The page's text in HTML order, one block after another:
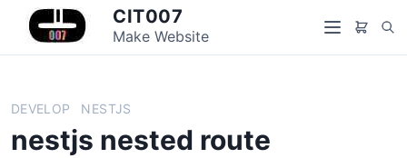
i
CIT007
Make Website
M
e
S
e
DEVELOP NESTJS
nestjs nested route